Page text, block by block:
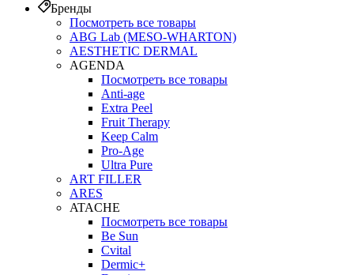
Бренды
Посмотреть все товары
ABG Lab (MESO-WHARTON)
AESTHETIC DERMAL
AGENDA
Посмотреть все товары
Anti-age
Extra Peel
Fruit Therapy
Keep Calm
Pro‑Age
Ultra Pure
ART FILLER
ARES
ATACHE
Посмотреть все товары
Be Sun
Cvital
Dermic+